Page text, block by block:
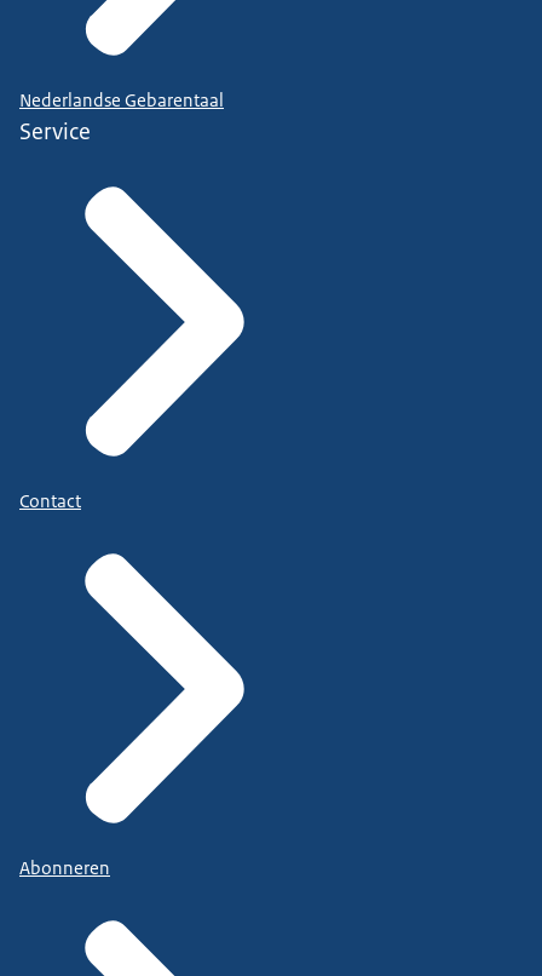
Nederlandse Gebarentaal
Service
Contact
Abonneren